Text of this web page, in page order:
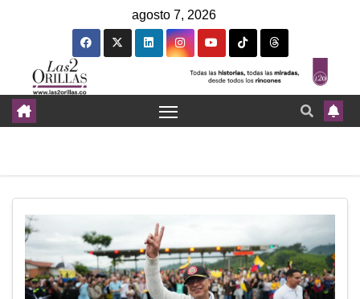
agosto 7, 2026